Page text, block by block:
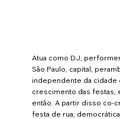
Atua como DJ,
São Paulo, capital,
independente da cidade
crescimento das festas,
então. A partir disso co-
festa de rua,